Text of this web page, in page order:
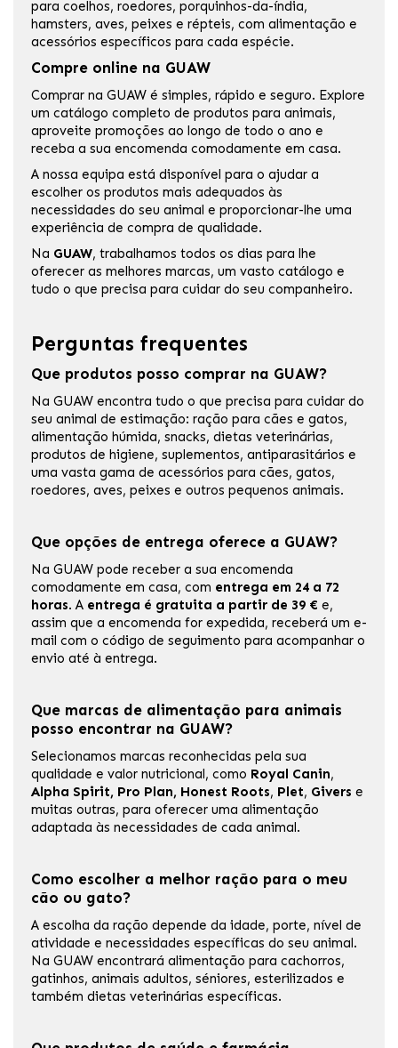
para coelhos, roedores, porquinhos-da-índia,
hamsters, aves, peixes e répteis, com alimentação e
acessórios específicos para cada espécie.
Compre online na GUAW
Comprar na GUAW é simples, rápido e seguro. Explore
um catálogo completo de produtos para animais,
aproveite promoções ao longo de todo o ano e
receba a sua encomenda comodamente em casa.
A nossa equipa está disponível para o ajudar a
escolher os produtos mais adequados às
necessidades do seu animal e proporcionar-lhe uma
experiência de compra de qualidade.
Na GUAW, trabalhamos todos os dias para lhe
oferecer as melhores marcas, um vasto catálogo e
tudo o que precisa para cuidar do seu companheiro.
Perguntas frequentes
Que produtos posso comprar na GUAW?
Na GUAW encontra tudo o que precisa para cuidar do
seu animal de estimação: ração para cães e gatos,
alimentação húmida, snacks, dietas veterinárias,
produtos de higiene, suplementos, antiparasitários e
uma vasta gama de acessórios para cães, gatos,
roedores, aves, peixes e outros pequenos animais.
Que opções de entrega oferece a GUAW?
Na GUAW pode receber a sua encomenda
comodamente em casa, com entrega em 24 a 72
horas. A entrega é gratuita a partir de 39 € e,
assim que a encomenda for expedida, receberá um e-
mail com o código de seguimento para acompanhar o
envio até à entrega.
Que marcas de alimentação para animais
posso encontrar na GUAW?
Selecionamos marcas reconhecidas pela sua
qualidade e valor nutricional, como Royal Canin,
Alpha Spirit, Pro Plan, Honest Roots, Plet, Givers e
muitas outras, para oferecer uma alimentação
adaptada às necessidades de cada animal.
Como escolher a melhor ração para o meu
cão ou gato?
A escolha da ração depende da idade, porte, nível de
atividade e necessidades específicas do seu animal.
Na GUAW encontrará alimentação para cachorros,
gatinhos, animais adultos, séniores, esterilizados e
também dietas veterinárias específicas.